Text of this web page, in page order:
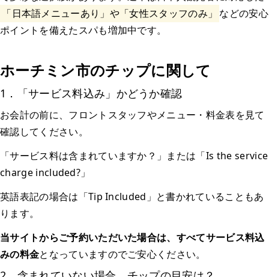
「日本語メニューあり」や「女性スタッフのみ」 などの安心
ポイントを備えたスパも増加中です。
ホーチミン市のチップに関して
1．「サービス料込み」かどうか確認
お会計の前に、フロントスタッフやメニュー・料金表を見て
確認してください。
「サービス料は含まれていますか？」または「Is the service
charge included?」
英語表記の場合は「Tip Included」と書かれていることもあ
ります。
当サイトからご予約いただいた場合は、すべてサービス料込
みの料金となっていますのでご安心ください。